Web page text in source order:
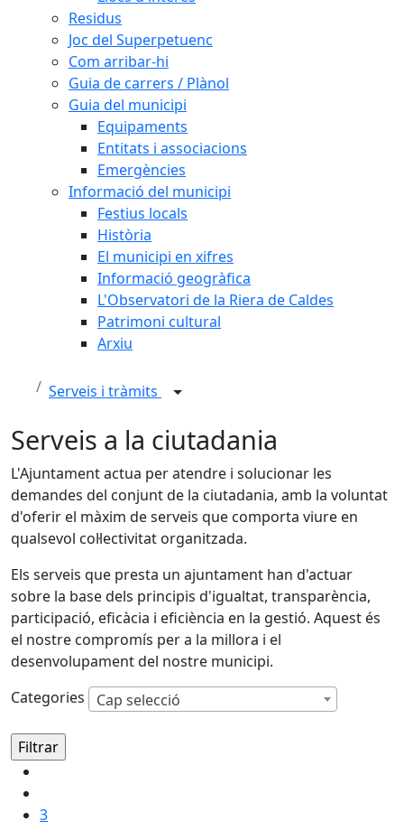
Residus
Joc del Superpetuenc
Com arribar-hi
Guia de carrers / Plànol
Guia del municipi
Equipaments
Entitats i associacions
Emergències
Informació del municipi
Festius locals
Història
El municipi en xifres
Informació geogràfica
L'Observatori de la Riera de Caldes
Patrimoni cultural
Arxiu
Serveis i tràmits
Serveis a la ciutadania
L'Ajuntament actua per atendre i solucionar les
demandes del conjunt de la ciutadania, amb la voluntat
d'oferir el màxim de serveis que comporta viure en
qualsevol col·lectivitat organitzada.
Els serveis que presta un ajuntament han d'actuar
sobre la base dels principis d'igualtat, transparència,
participació, eficàcia i eficiència en la gestió. Aquest és
el nostre compromís per a la millora i el
desenvolupament del nostre municipi.
Categories
Cap selecció
3